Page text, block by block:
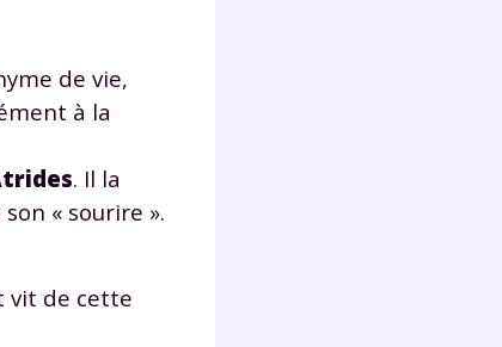
de vie,
à la
. Il la
« sourire ».
vit de cette